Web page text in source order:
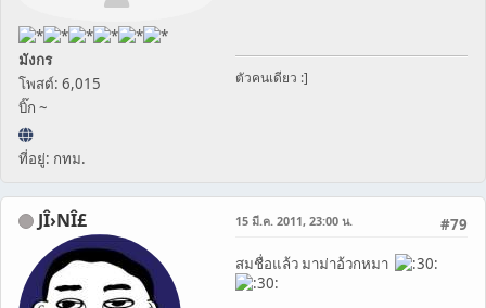
มังกร
โพสต์: 6,015
บิ๊ก ~
ที่อยู่: กทม.
ตัวคนเดียว :]
JÎ›NÎ£ #79
15 มี.ค. 2011, 23:00 น.
สมชื่อแล้ว มาม่าอ้วกหมา